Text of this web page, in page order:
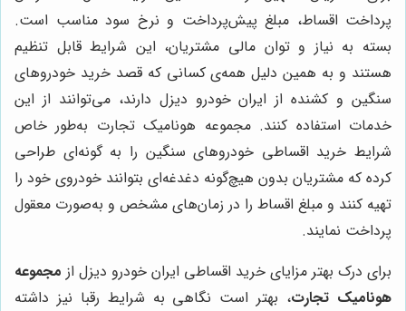
پرداخت اقساط، مبلغ پیش‌پرداخت و نرخ سود مناسب است.
بسته به نیاز و توان مالی مشتریان، این شرایط قابل تنظیم
هستند و به همین دلیل همه‌ی کسانی که قصد خرید خودروهای
سنگین و کشنده از ایران خودرو دیزل دارند، می‌توانند از این
خدمات استفاده کنند. مجموعه هونامیک تجارت به‌طور خاص
شرایط خرید اقساطی خودروهای سنگین را به گونه‌ای طراحی
کرده که مشتریان بدون هیچ‌گونه دغدغه‌ای بتوانند خودروی خود را
تهیه کنند و مبلغ اقساط را در زمان‌های مشخص و به‌صورت معقول
پرداخت نمایند.
برای درک بهتر مزایای خرید اقساطی ایران خودرو دیزل از مجموعه
هونامیک تجارت، بهتر است نگاهی به شرایط رقبا نیز داشته